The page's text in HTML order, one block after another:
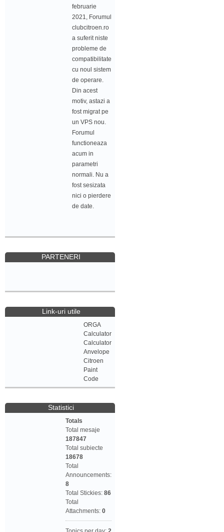
februarie
2021, Forumul
clubcitroen.ro
a suferit niste
probleme de
compatibilitate
cu noul sistem
de operare.
Din acest
motiv, astazi a
fost migrat pe
un VPS nou.
Forumul
functioneaza
acum in
parametri
normali. Nu a
fost sesizata
nici o pierdere
de date.
PARTENERI
Link-uri utile
ORGA
Calculator
Calculator
Anvelope
Citroen
Paint
Code
Statistici
Totals
Total mesaje
187847
Total subiecte
18678
Total
Announcements:
8
Total Stickies: 86
Total
Attachments: 0